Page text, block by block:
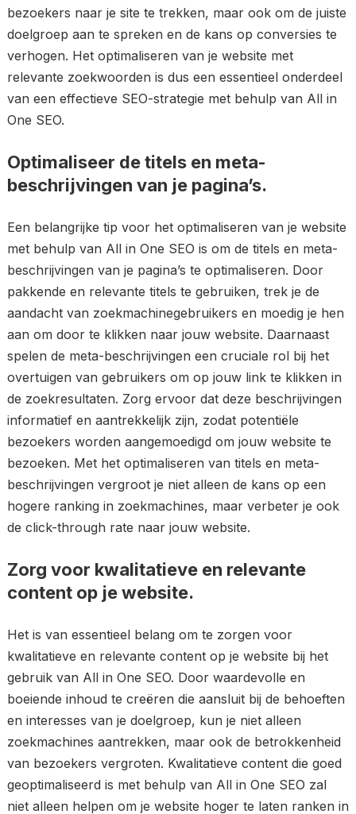
bezoekers naar je site te trekken, maar ook om de juiste
doelgroep aan te spreken en de kans op conversies te
verhogen. Het optimaliseren van je website met
relevante zoekwoorden is dus een essentieel onderdeel
van een effectieve SEO-strategie met behulp van All in
One SEO.
Optimaliseer de titels en meta-
beschrijvingen van je pagina’s.
Een belangrijke tip voor het optimaliseren van je website
met behulp van All in One SEO is om de titels en meta-
beschrijvingen van je pagina’s te optimaliseren. Door
pakkende en relevante titels te gebruiken, trek je de
aandacht van zoekmachinegebruikers en moedig je hen
aan om door te klikken naar jouw website. Daarnaast
spelen de meta-beschrijvingen een cruciale rol bij het
overtuigen van gebruikers om op jouw link te klikken in
de zoekresultaten. Zorg ervoor dat deze beschrijvingen
informatief en aantrekkelijk zijn, zodat potentiële
bezoekers worden aangemoedigd om jouw website te
bezoeken. Met het optimaliseren van titels en meta-
beschrijvingen vergroot je niet alleen de kans op een
hogere ranking in zoekmachines, maar verbeter je ook
de click-through rate naar jouw website.
Zorg voor kwalitatieve en relevante
content op je website.
Het is van essentieel belang om te zorgen voor
kwalitatieve en relevante content op je website bij het
gebruik van All in One SEO. Door waardevolle en
boeiende inhoud te creëren die aansluit bij de behoeften
en interesses van je doelgroep, kun je niet alleen
zoekmachines aantrekken, maar ook de betrokkenheid
van bezoekers vergroten. Kwalitatieve content die goed
geoptimaliseerd is met behulp van All in One SEO zal
niet alleen helpen om je website hoger te laten ranken in